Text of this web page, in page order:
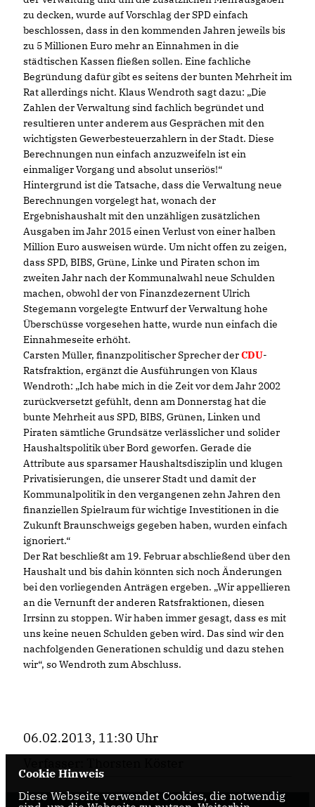
zu decken, wurde auf Vorschlag der SPD einfach
beschlossen, dass in den kommenden Jahren jeweils bis
zu 5 Millionen Euro mehr an Einnahmen in die
städtischen Kassen fließen sollen. Eine fachliche
Begründung dafür gibt es seitens der bunten Mehrheit im
Rat allerdings nicht. Klaus Wendroth sagt dazu: „Die
Zahlen der Verwaltung sind fachlich begründet und
resultieren unter anderem aus Gesprächen mit den
wichtigsten Gewerbesteuerzahlern in der Stadt. Diese
Berechnungen nun einfach anzuzweifeln ist ein
einmaliger Vorgang und absolut unseriös!“
Hintergrund ist die Tatsache, dass die Verwaltung neue
Berechnungen vorgelegt hat, wonach der
Ergebnishaushalt mit den unzähligen zusätzlichen
Ausgaben im Jahr 2015 einen Verlust von einer halben
Million Euro ausweisen würde. Um nicht offen zu zeigen,
dass SPD, BIBS, Grüne, Linke und Piraten schon im
zweiten Jahr nach der Kommunalwahl neue Schulden
machen, obwohl der von Finanzdezernent Ulrich
Stegemann vorgelegte Entwurf der Verwaltung hohe
Überschüsse vorgesehen hatte, wurde nun einfach die
Einnahmeseite erhöht.
Carsten Müller, finanzpolitischer Sprecher derCDU-
Ratsfraktion, ergänzt die Ausführungen von Klaus
Wendroth: „Ich habe mich in die Zeit vor dem Jahr 2002
zurückversetzt gefühlt, denn am Donnerstag hat die
bunte Mehrheit aus SPD, BIBS, Grünen, Linken und
Piraten sämtliche Grundsätze verlässlicher und solider
Haushaltspolitik über Bord geworfen. Gerade die
Attribute aus sparsamer Haushaltsdisziplin und klugen
Privatisierungen, die unserer Stadt und damit der
Kommunalpolitik in den vergangenen zehn Jahren den
finanziellen Spielraum für wichtige Investitionen in die
Zukunft Braunschweigs gegeben haben, wurden einfach
ignoriert.“
Der Rat beschließt am 19. Februar abschließend über den
Haushalt und bis dahin könnten sich noch Änderungen
bei den vorliegenden Anträgen ergeben. „Wir appellieren
an die Vernunft der anderen Ratsfraktionen, diesen
Irrsinn zu stoppen. Wir haben immer gesagt, dass es mit
uns keine neuen Schulden geben wird. Das sind wir den
nachfolgenden Generationen schuldig und dazu stehen
wir“, so Wendroth zum Abschluss.
06.02.2013, 11:30 Uhr
Cookie Hinweis
Diese Webseite verwendet Cookies, die notwendig